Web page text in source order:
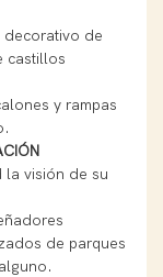
de
castillos
y rampas
la visión de su
de parques